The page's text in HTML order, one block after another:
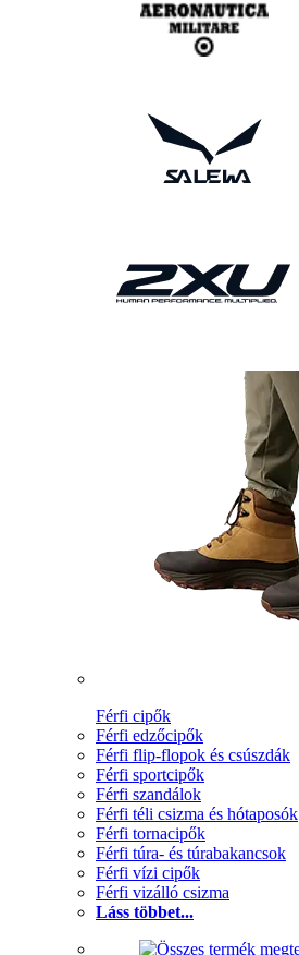
Férfi cipők
Férfi edzőcipők
Férfi flip-flopok és csúszdák
Férfi sportcipők
Férfi szandálok
Férfi téli csizma és hótaposók
Férfi tornacipők
Férfi túra- és túrabakancsok
Férfi vízi cipők
Férfi vizálló csizma
Láss többet...